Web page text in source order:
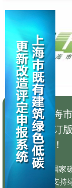
新版《上海
目录（修订
行）发布！
为响应国
动绿色金融支